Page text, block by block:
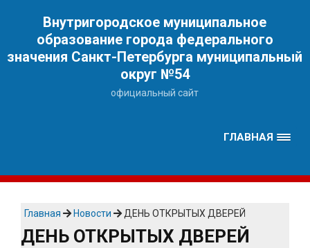
Внутригородское муниципальное
образование города федерального
значения Санкт-Петербурга муниципальный
округ №54
официальный сайт
ГЛАВНАЯ
Главная Новости ДЕНЬ ОТКРЫТЫХ ДВЕРЕЙ
ДЕНЬ ОТКРЫТЫХ ДВЕРЕЙ